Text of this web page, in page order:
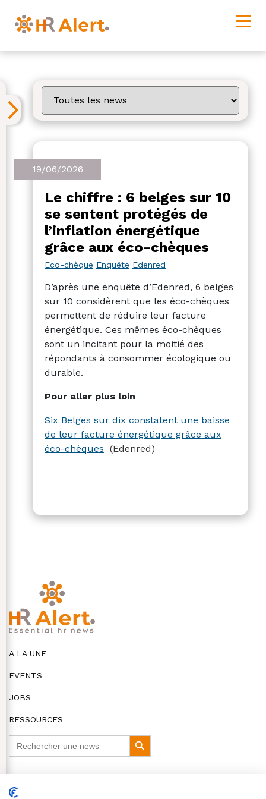
19/06/2026
Le chiffre : 6 belges sur 10
se sentent protégés de
l’inflation énergétique
grâce aux éco-chèques
Eco-chèque Enquête Edenred
D’après une enquête d’Edenred, 6 belges
sur 10 considèrent que les éco-chèques
permettent de réduire leur facture
énergétique. Ces mêmes éco-chèques
sont un incitant pour la moitié des
répondants à consommer écologique ou
durable.
Pour aller plus loin
Six Belges sur dix constatent une baisse
de leur facture énergétique grâce aux
éco-chèques (Edenred)
A LA UNE
EVENTS
JOBS
RESSOURCES
Search
Button